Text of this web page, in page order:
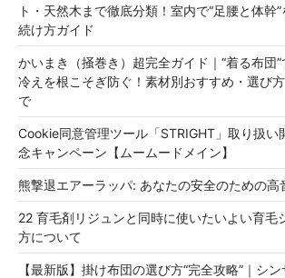
ト・天然木まで徹底分類！室内で“足腰と体幹
続け方ガイド
かいまき（掻巻き）超完全ガイド｜“着る布団
冷えを根こそぎ防ぐ！素材別おすすめ・選び
で
Cookie同意管理ツール「STRIGHT」取り扱い
念キャンペーン【ムームードメイン】
熊撃退エアーラッパ: あなたの安全のための高
22 育毛剤リジュンと同時に使いたいよい育毛
方について
【最新版】掛け布団の選び方“完全攻略”｜シ